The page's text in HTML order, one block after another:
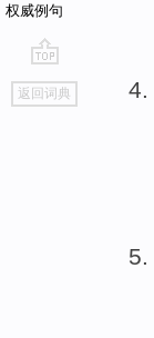
权威例句
go
top
返回词典